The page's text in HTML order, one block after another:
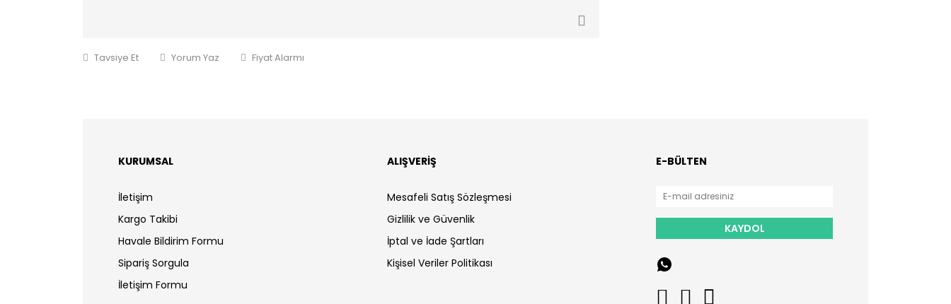
Tavsiye Et Yorum Yaz Fiyat Alarmı
KURUMSAL
İletişim
Kargo Takibi
Havale Bildirim Formu
Sipariş Sorgula
İletişim Formu
ALIŞVERİŞ
Mesafeli Satış Sözleşmesi
Gizlilik ve Güvenlik
İptal ve İade Şartları
Kişisel Veriler Politikası
E-BÜLTEN
KAYDOL